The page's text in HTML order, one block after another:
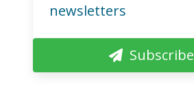
newsletters
Subscribe